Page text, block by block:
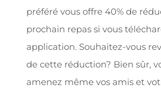
préféré vous offre 40% de
prochain repas si vous
application. Souhaitez-vous
de cette réduction? Bien sûr,
amenez même vos amis et